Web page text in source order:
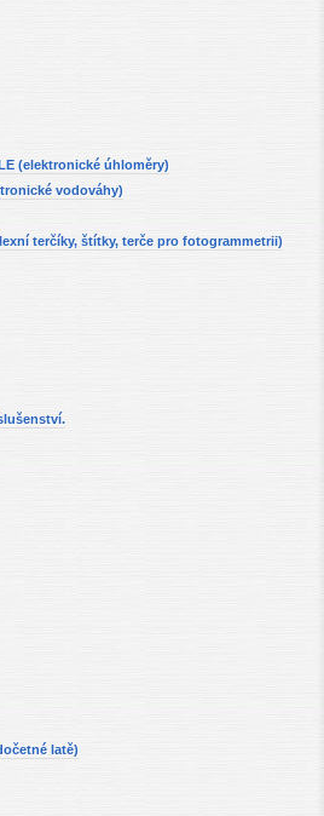
(elektronické úhloměry)
vodováhy)
terčíky, štítky, terče pro fotogrammetrii)
latě)